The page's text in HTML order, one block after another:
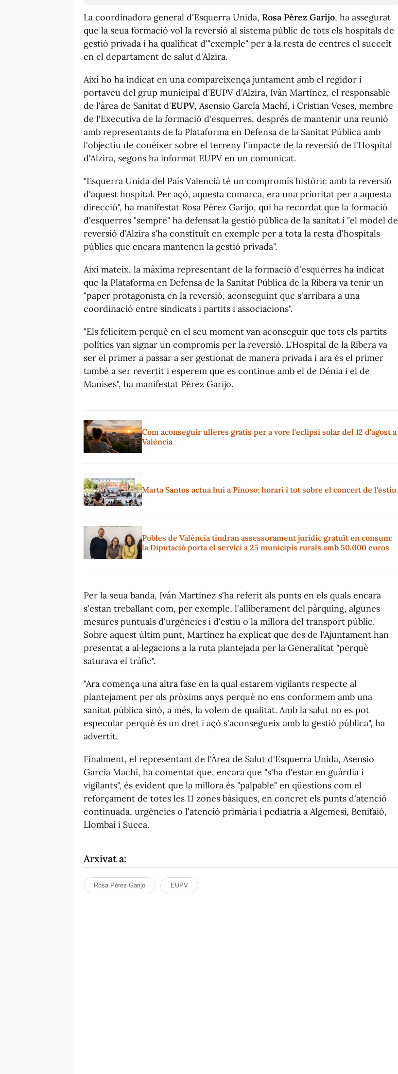
La coordinadora general d'Esquerra Unida, Rosa Pérez Garijo, ha assegurat
que la seua formació vol la reversió al sistema públic de tots els hospitals de
gestió privada i ha qualificat d'"exemple" per a la resta de centres el succeït
en el departament de salut d'Alzira.
Així ho ha indicat en una compareixença juntament amb el regidor i
portaveu del grup municipal d'EUPV d'Alzira, Iván Martínez, el responsable
de l'àrea de Sanitat d'EUPV, Asensio García Machí, i Cristian Veses, membre
de l'Executiva de la formació d'esquerres, després de mantenir una reunió
amb representants de la Plataforma en Defensa de la Sanitat Pública amb
l'objectiu de conéixer sobre el terreny l'impacte de la reversió de l'Hospital
d'Alzira, segons ha informat EUPV en un comunicat.
"Esquerra Unida del País Valencià té un compromís històric amb la reversió
d'aquest hospital. Per açò, aquesta comarca, era una prioritat per a aquesta
direcció", ha manifestat Rosa Pérez Garijo, qui ha recordat que la formació
d'esquerres "sempre" ha defensat la gestió pública de la sanitat i "el model de
reversió d'Alzira s'ha constituït en exemple per a tota la resta d'hospitals
públics que encara mantenen la gestió privada".
Així mateix, la màxima representant de la formació d'esquerres ha indicat
que la Plataforma en Defensa de la Sanitat Pública de la Ribera va tenir un
"paper protagonista en la reversió, aconseguint que s'arribara a una
coordinació entre sindicats i partits i associacions".
"Els felicitem perquè en el seu moment van aconseguir que tots els partits
polítics van signar un compromís per la reversió. L'Hospital de la Ribera va
ser el primer a passar a ser gestionat de manera privada i ara és el primer
també a ser revertit i esperem que es continue amb el de Dénia i el de
Manises", ha manifestat Pérez Garijo.
Com aconseguir ulleres gratis per a vore l'eclipsi solar del 12 d'agost a
València
Marta Santos actua hui a Pinoso: horari i tot sobre el concert de l'estiu
Pobles de València tindran assessorament jurídic gratuït en consum:
la Diputació porta el servici a 25 municipis rurals amb 50.000 euros
Per la seua banda, Iván Martínez s'ha referit als punts en els quals encara
s'estan treballant com, per exemple, l'alliberament del pàrquing, algunes
mesures puntuals d'urgències i d'estiu o la millora del transport públic.
Sobre aquest últim punt, Martínez ha explicat que des de l'Ajuntament han
presentat a al·legacions a la ruta plantejada per la Generalitat "perquè
saturava el tràfic".
"Ara comença una altra fase en la qual estarem vigilants respecte al
plantejament per als pròxims anys perquè no ens conformem amb una
sanitat pública sinó, a més, la volem de qualitat. Amb la salut no es pot
especular perquè és un dret i açò s'aconsegueix amb la gestió pública", ha
advertit.
Finalment, el representant de l'Àrea de Salut d'Esquerra Unida, Asensio
García Machí, ha comentat que, encara que "s'ha d'estar en guàrdia i
vigilants", és evident que la millora és "palpable" en qüestions com el
reforçament de totes les 11 zones bàsiques, en concret els punts d'atenció
continuada, urgències o l'atenció primària i pediatria a Algemesí, Benifaió,
Llombai i Sueca.
Arxivat a:
Rosa Pérez Garijo EUPV